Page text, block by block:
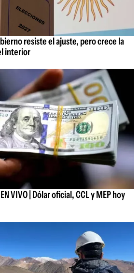
resiste el ajuste, pero crece la
interior
VIVO | Dólar oficial, CCL y MEP hoy